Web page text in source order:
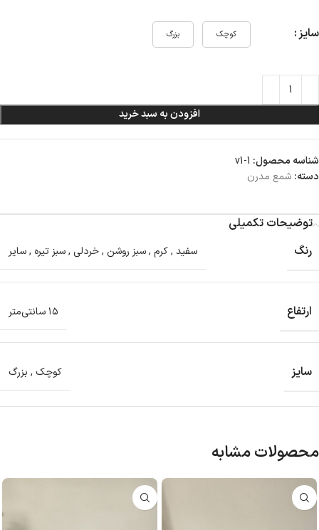
سایز کوچک بزرگ
افزودن به سبد خرید
شناسه محصول: v1-1
دسته: شمع مدرن
توضیحات تکمیلی
رنگ
سفید ,کرم ,سبز روشن ,خردلی ,سبز تیره ,سایر
ارتفاع ۱۵ سانتی‌متر
سایز کوچک , بزرگ
محصولات مشابه